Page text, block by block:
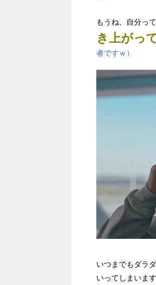
もうね、自分っ
き上がっ
者ですｗ）
いつまでもダラ
いってしまいま